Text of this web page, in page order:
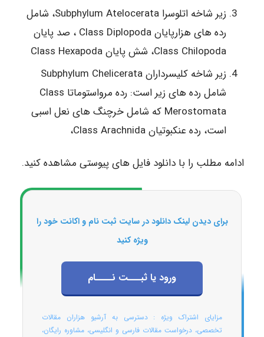
زیر شاخه اتلوسرا Subphylum Atelocerata، شامل
رده های هزارپایان Class Diplopoda ، صد پایان
Class Chilopoda، شش پایان Class Hexapoda
زیر شاخه کلیسرداران Subphylum Chelicerata
شامل رده های زیر است: رده مرواستوماتا Class
Merostomata که شامل خرچنگ های نعل اسبی
است، رده عنکبوتیان Class Arachnida،
ادامه مطلب را با دانلود فایل های پیوستی مشاهده کنید.
برای دیدن لینک دانلود در سایت ثبت نام و اکانت خود را
ویژه کنید
ورود یا ثبـــت نــــام
مزایای اشتراک ویژه : دسترسی به آرشیو هزاران مقالات
تخصصی، درخواست مقالات فارسی و انگلیسی، مشاوره رایگان،